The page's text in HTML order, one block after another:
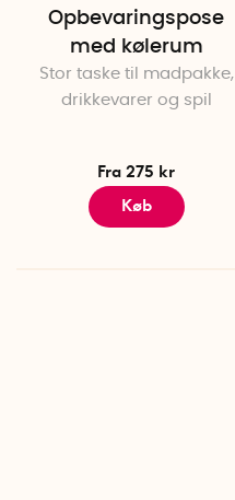
Opbevaringspose
med kølerum
Stor taske til madpakke,
drikkevarer og spil
Fra 275 kr
Køb